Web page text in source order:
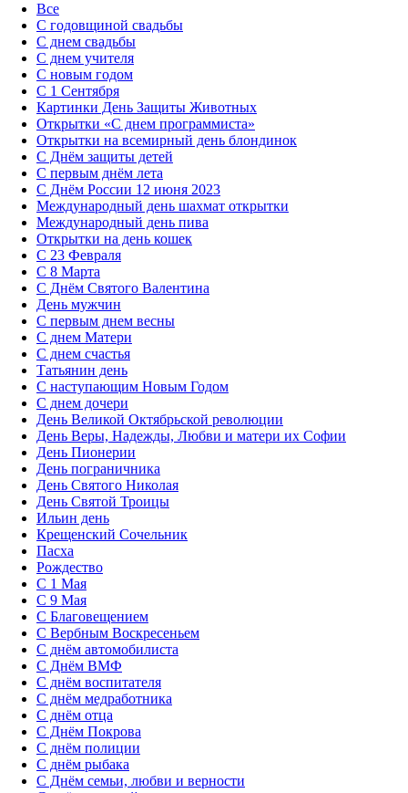
Все
С годовщиной свадьбы
С днем свадьбы
С днем учителя
С новым годом
С 1 Сентября
Картинки День Защиты Животных
Открытки «‎С днем программиста»‎
Открытки на всемирный день блондинок
С Днём защиты детей
С первым днём лета
С Днём России 12 июня 2023
Международный день шахмат открытки
Международный день пива
Открытки на день кошек
С 23 Февраля
С 8 Марта
С Днём Святого Валентина
День мужчин
С первым днем весны
С днем Матери
C днем счастья
Татьянин день
C наступающим Новым Годом
C днем дочери
День Великой Октябрьской революции
День Веры, Надежды, Любви и матери их Софии
День Пионерии
День пограничника
День Святого Николая
День Святой Троицы
Ильин день
Крещенский Сочельник
Пасха
Рождество
С 1 Мая
С 9 Мая
С Благовещением
С Вербным Воскресеньем
С днём автомобилиста
С Днём ВМФ
С днём воспитателя
С днём медработника
С днём отца
С Днём Покрова
С днём полиции
С днём рыбака
С Днём семьи, любви и верности